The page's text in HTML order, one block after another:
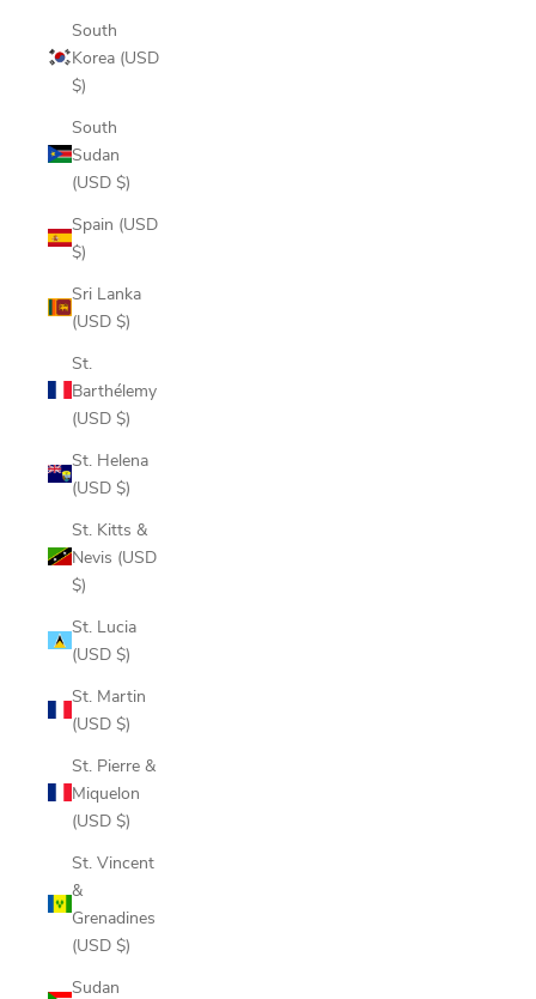
South
Korea (USD
$)
South
Sudan
(USD $)
Spain (USD
$)
Sri Lanka
(USD $)
St.
Barthélemy
(USD $)
St. Helena
(USD $)
St. Kitts &
Nevis (USD
$)
St. Lucia
(USD $)
St. Martin
(USD $)
St. Pierre &
Miquelon
(USD $)
St. Vincent
&
Grenadines
(USD $)
Sudan